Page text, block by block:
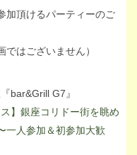
加頂けるパーティーのご
はございません）
bar&Grill G7』
】銀座コリドー街を眺め
一人参加＆初参加大歓